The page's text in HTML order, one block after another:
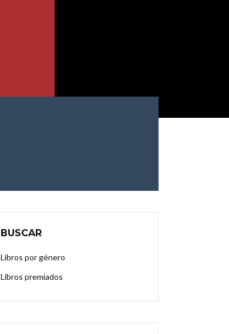
BUSCAR
Libros por género
Libros premiados